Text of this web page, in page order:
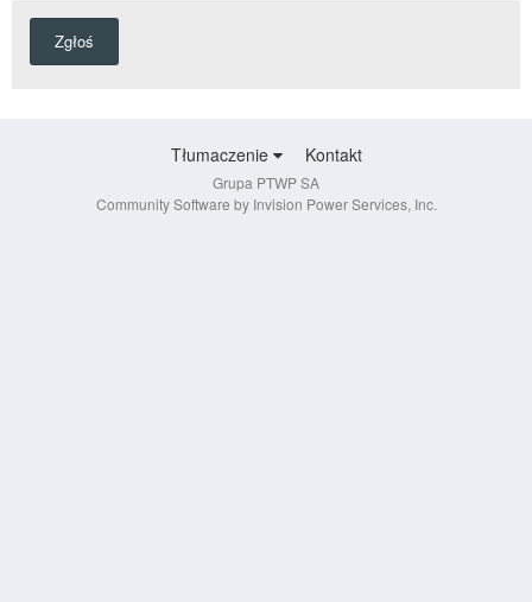
Zgłoś
Tłumaczenie Kontakt
Grupa PTWP SA
Community Software by Invision Power Services, Inc.